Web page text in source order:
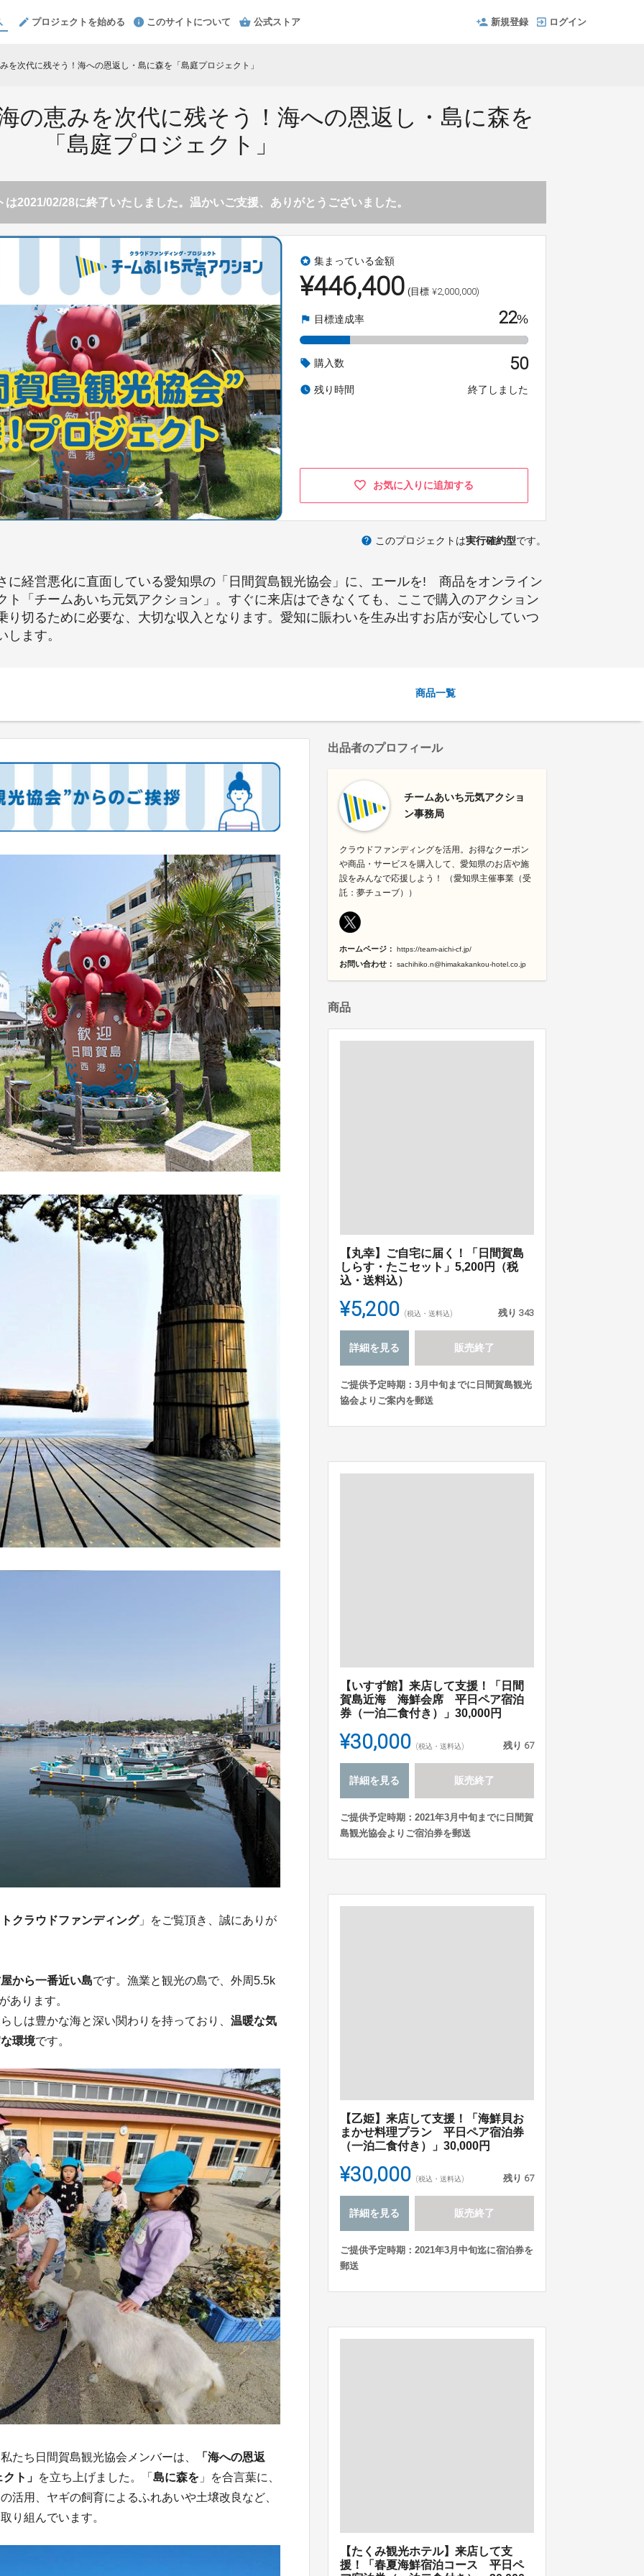
プロジェクトを始める このサイトについて 公式ストア 新規登録 ログイン
を次代に残そう！海への恩返し・島に森を「島庭プロジェクト」
の恵みを次代に残そう！海への恩返し・島に森を
「島庭プロジェクト」
は2021/02/28に終了いたしました。温かいご支援、ありがとうございました。
stars 集まっている金額
¥446,400 (目標 ¥2,000,000)
flag 目標達成率 22%
local_offer 購入数 50
watch_later 残り時間 終了しました
お気に入りに追加する
help このプロジェクトは実行確約型です。
に経営悪化に直面している愛知県の「日間賀島観光協会」に、エールを! 商品をオンライン
ト「チームあいち元気アクション」。すぐに来店はできなくても、ここで購入のアクション
り切るために必要な、大切な収入となります。愛知に賑わいを生み出すお店が安心していつ
ます。
商品一覧
クラウドファンディング」をご覧頂き、誠にありが
から一番近い島です。漁業と観光の島で、外周5.5k
あります。
しは豊かな海と深い関わりを持っており、 温暖な気
環境です。
たち日間賀島観光協会メンバーは、
「海への恩返
ト」 を立ち上げました。「 島に森を 」を合言葉に、
活用、ヤギの飼育によるふれあいや土壌改良など、
り組んでいます。
出品者のプロフィール
チームあいち元気アクショ
ン事務局
クラウドファンディングを活用。お得なクーポン
や商品・サービスを購入して、愛知県のお店や施
設をみんなで応援しよう！ （愛知県主催事業（受
託：夢チューブ））
ホームページ： https://team-aichi-cf.jp/
お問い合わせ： sachihiko.n@himakakankou-hotel.co.jp
商品
【丸幸】ご自宅に届く！「日間賀島
しらす・たこセット」5,200円（税
込・送料込）
¥5,200 (税込・送料込) 残り 343
詳細を見る 販売終了
ご提供予定時期：3月中旬までに日間賀島観光
協会よりご案内を郵送
【いすず館】来店して支援！「日間
賀島近海 海鮮会席 平日ペア宿泊
券（一泊二食付き）」30,000円
¥30,000 (税込・送料込) 残り 67
詳細を見る 販売終了
ご提供予定時期：2021年3月中旬までに日間賀
島観光協会よりご宿泊券を郵送
【乙姫】来店して支援！「海鮮貝お
まかせ料理プラン 平日ペア宿泊券
（一泊二食付き）」30,000円
¥30,000 (税込・送料込) 残り 67
詳細を見る 販売終了
ご提供予定時期：2021年3月中旬迄に宿泊券を
郵送
【たくみ観光ホテル】来店して支
援！「春夏海鮮宿泊コース 平日ペ